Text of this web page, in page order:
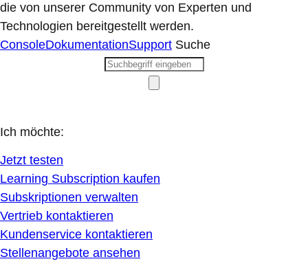
die von unserer Community von Experten und
Technologien bereitgestellt werden.
ConsoleDokumentationSupport Suche
Ich möchte:
Jetzt testen
Learning Subscription kaufen
Subskriptionen verwalten
Vertrieb kontaktieren
Kundenservice kontaktieren
Stellenangebote ansehen